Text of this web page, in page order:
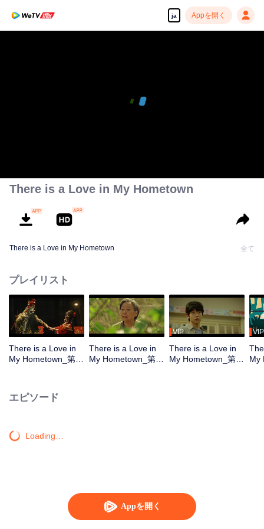
ja Appを開く
Appを開く
There is a Love in My Hometown
There is a Love in My Hometown 全て
プレイリスト
There is a Love in
My Hometown_第1
There is a Love in
My Hometown_第2
VIP
There is a Love in
My Hometown_第3
VIP
My
エピソード
Loading…